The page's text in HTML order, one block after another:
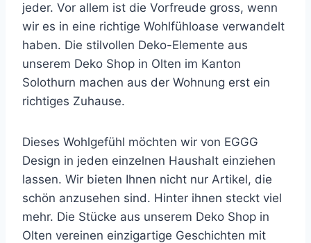
jeder. Vor allem ist die Vorfreude gross, wenn
wir es in eine richtige Wohlfühloase verwandelt
haben. Die stilvollen Deko-Elemente aus
unserem Deko Shop in Olten im Kanton
Solothurn machen aus der Wohnung erst ein
richtiges Zuhause.
Dieses Wohlgefühl möchten wir von EGGG
Design in jeden einzelnen Haushalt einziehen
lassen. Wir bieten Ihnen nicht nur Artikel, die
schön anzusehen sind. Hinter ihnen steckt viel
mehr. Die Stücke aus unserem Deko Shop in
Olten vereinen einzigartige Geschichten mit